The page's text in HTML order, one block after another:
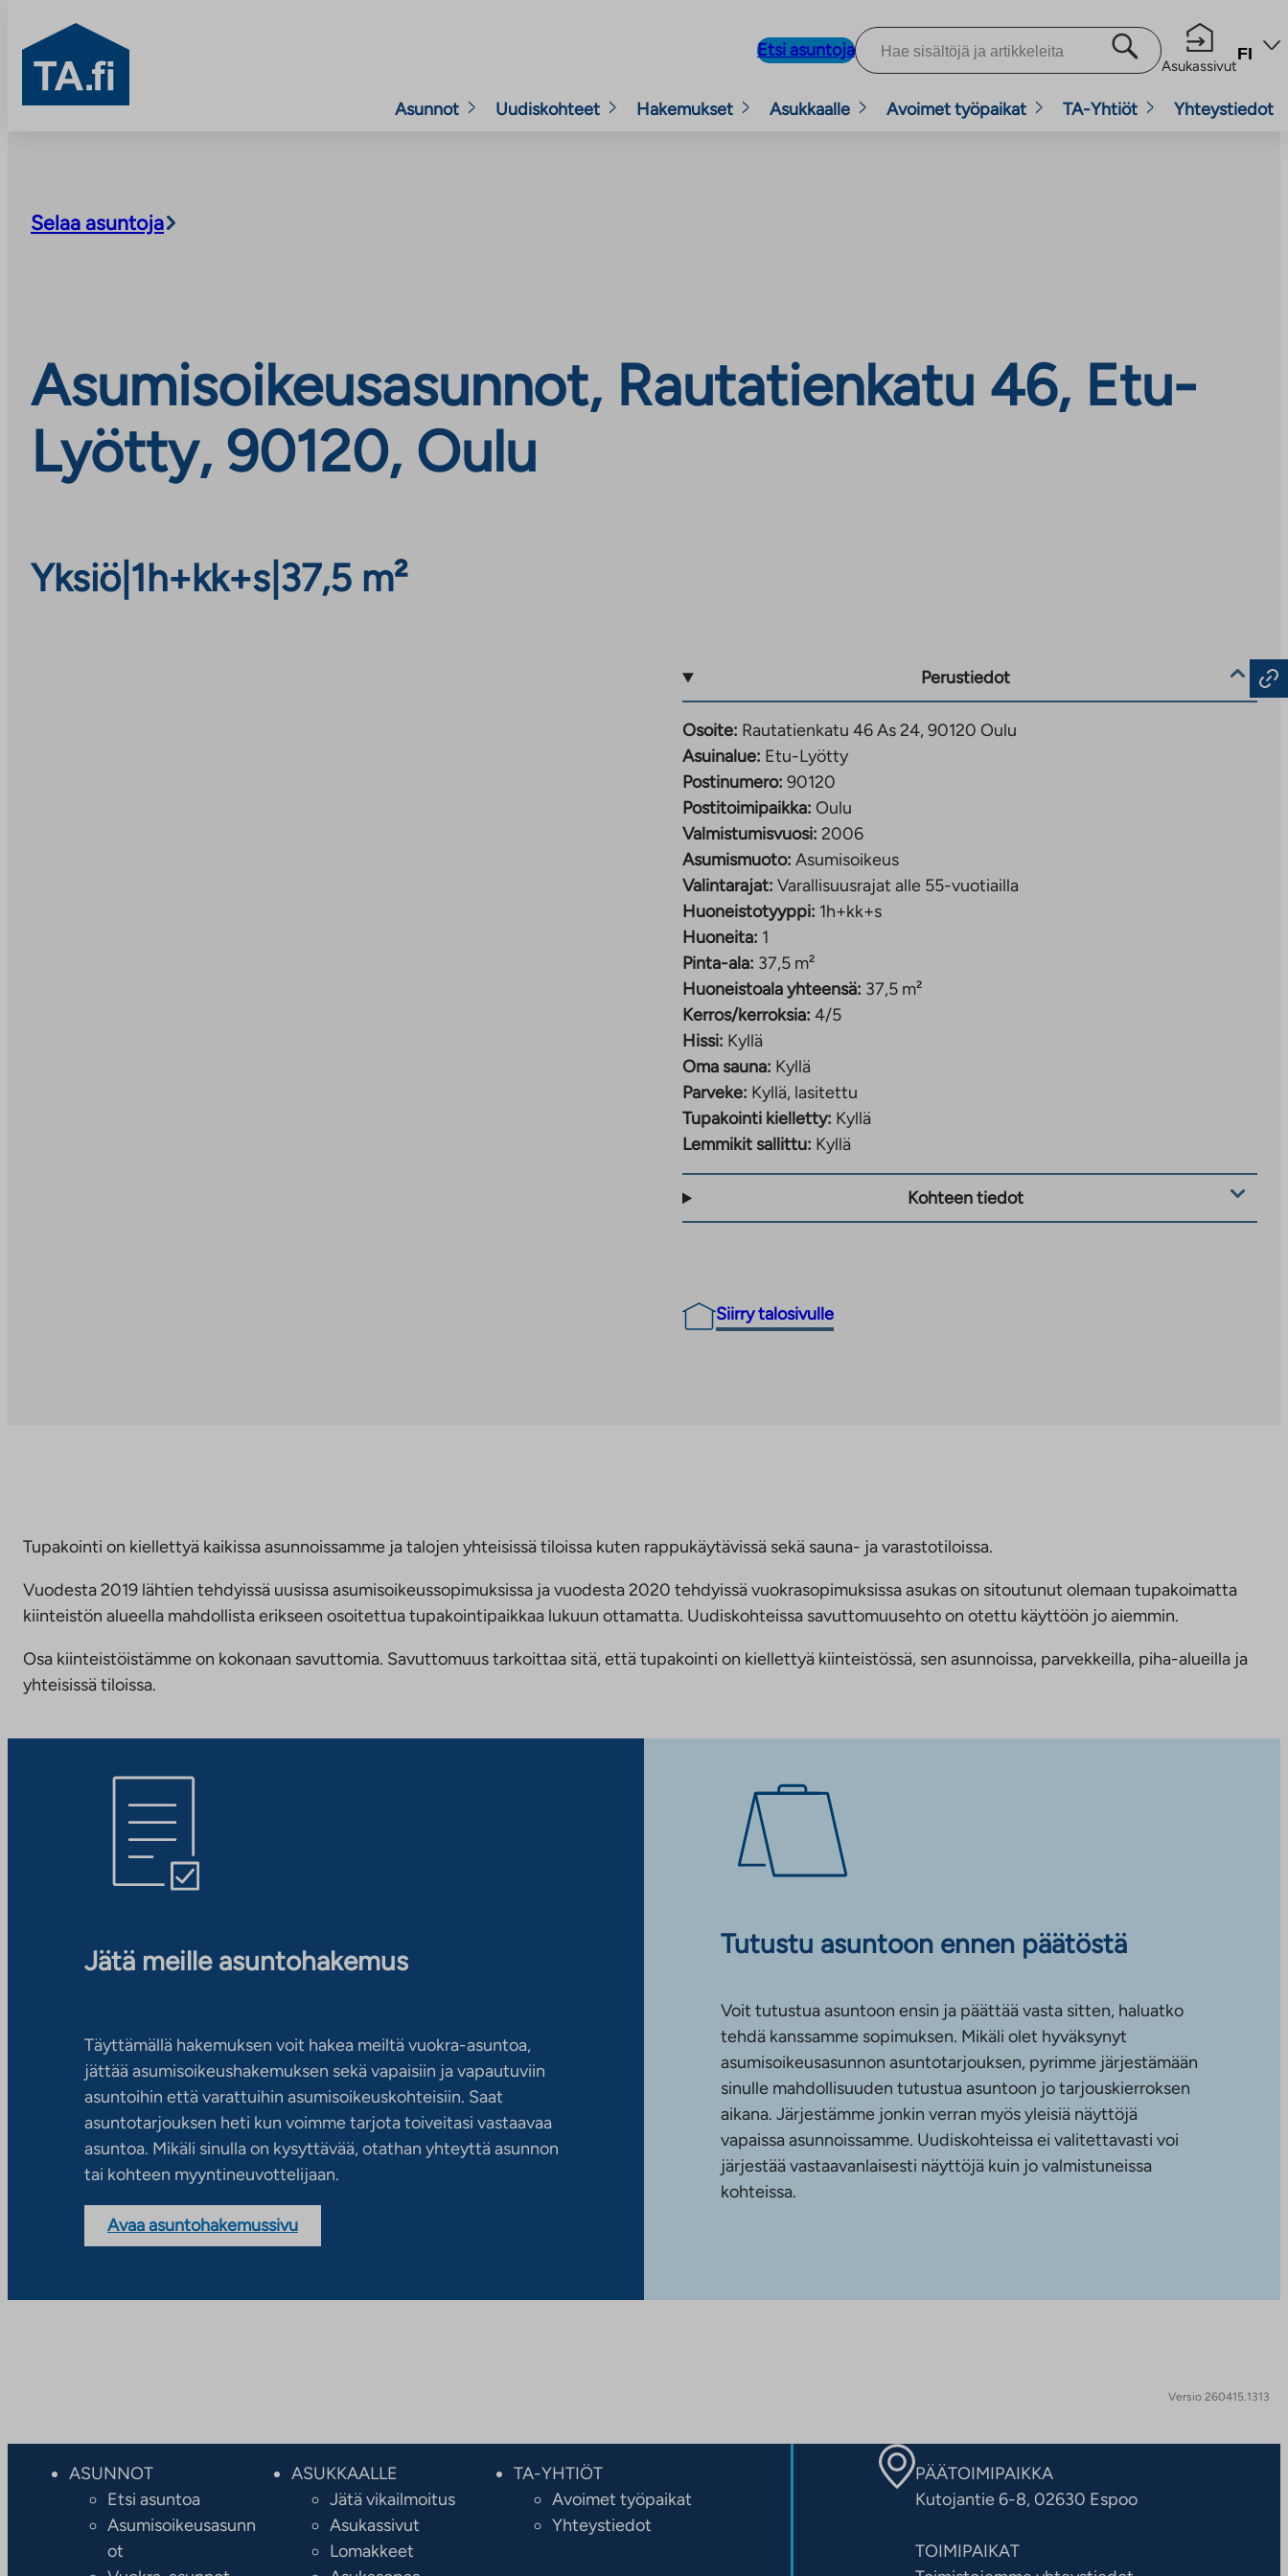
TA.fi
Etsi asuntoja
Asukassivut
FI
Asunnot Uudiskohteet Hakemukset Asukkaalle Avoimet työpaikat TA-Yhtiöt Yhteystiedot
Selaa asuntoja
Asumisoikeusasunnot, Rautatienkatu 46, Etu-
Lyötty, 90120, Oulu
Yksiö| 1h+kk+s 37,5 m²
Perustiedot
Osoite: Rautatienkatu 46 As 24, 90120 Oulu
Asuinalue: Etu-Lyötty
Postinumero: 90120
Postitoimipaikka: Oulu
Valmistumisvuosi: 2006
Asumismuoto: Asumisoikeus
Valintarajat: Varallisuusrajat alle 55-vuotiailla
Huoneistotyyppi: 1h+kk+s
Huoneita: 1
Pinta-ala: 37,5 m²
Huoneistoala yhteensä: 37,5 m²
Kerros/kerroksia: 4/5
Hissi: Kyllä
Oma sauna: Kyllä
Parveke: Kyllä, lasitettu
Tupakointi kielletty: Kyllä
Lemmikit sallittu: Kyllä
Kohteen tiedot
Siirry talosivulle
Tupakointi on kiellettyä kaikissa asunnoissamme ja talojen yhteisissä tiloissa kuten rappukäytävissä sekä sauna- ja varastotiloissa.
Vuodesta 2019 lähtien tehdyissä uusissa asumisoikeussopimuksissa ja vuodesta 2020 tehdyissä vuokrasopimuksissa asukas on sitoutunut olemaan tupakoimatta
kiinteistön alueella mahdollista erikseen osoitettua tupakointipaikkaa lukuun ottamatta. Uudiskohteissa savuttomuusehto on otettu käyttöön jo aiemmin.
Osa kiinteistöistämme on kokonaan savuttomia. Savuttomuus tarkoittaa sitä, että tupakointi on kiellettyä kiinteistössä, sen asunnoissa, parvekkeilla, piha-alueilla ja
yhteisissä tiloissa.
Jätä meille asuntohakemus
Täyttämällä hakemuksen voit hakea meiltä vuokra-asuntoa,
jättää asumisoikeushakemuksen sekä vapaisiin ja vapautuviin
asuntoihin että varattuihin asumisoikeuskohteisiin. Saat
asuntotarjouksen heti kun voimme tarjota toiveitasi vastaavaa
asuntoa. Mikäli sinulla on kysyttävää, otathan yhteyttä asunnon
tai kohteen myyntineuvottelijaan.
Avaa asuntohakemussivu
Tutustu asuntoon ennen päätöstä
Voit tutustua asuntoon ensin ja päättää vasta sitten, haluatko
tehdä kanssamme sopimuksen. Mikäli olet hyväksynyt
asumisoikeusasunnon asuntotarjouksen, pyrimme järjestämään
sinulle mahdollisuuden tutustua asuntoon jo tarjouskierroksen
aikana. Järjestämme jonkin verran myös yleisiä näyttöjä
vapaissa asunnoissamme. Uudiskohteissa ei valitettavasti voi
järjestää vastaavanlaisesti näyttöjä kuin jo valmistuneissa
kohteissa.
Versio 260415.1313
ASUNNOT
Etsi asuntoa
Asumisoikeusasunn
ot
ASUKKAALLE
Jätä vikailmoitus
Asukassivut
Lomakkeet
TA-YHTIÖT
Avoimet työpaikat
Yhteystiedot
PÄÄTOIMIPAIKKA
Kutojantie 6-8, 02630 Espoo
TOIMIPAIKAT